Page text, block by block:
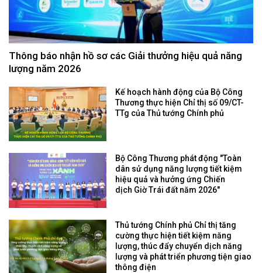
Thông báo nhận hồ sơ các Giải thưởng hiệu quả năng
lượng năm 2026
Kế hoạch hành động của Bộ Công
Thương thực hiện Chỉ thị số 09/CT-
TTg của Thủ tướng Chính phủ
Bộ Công Thương phát động "Toàn
dân sử dụng năng lượng tiết kiệm
hiệu quả và hưởng ứng Chiến
dịch Giờ Trái đất năm 2026"
Thủ tướng Chính phủ Chỉ thị tăng
cường thực hiện tiết kiệm năng
lượng, thúc đẩy chuyển dịch năng
lượng và phát triển phương tiện giao
thông điện